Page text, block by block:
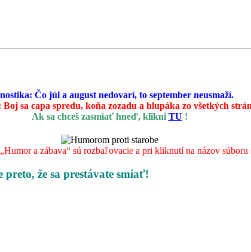
Čo júl a august nedovarí, to september neusmaží.
Boj sa capa spredu, koňa zozadu a hlupáka zo všetkých strán
Ak sa chceš zasmiať hneď, klikni TU !
a zábava“ sú rozbaľovacie a pri kliknutí na názov
preto, že sa prestávate smiať!